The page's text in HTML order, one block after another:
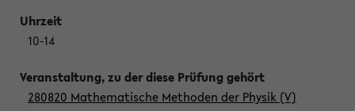
10-14
280820 Mathematische Methoden der Physik (V)